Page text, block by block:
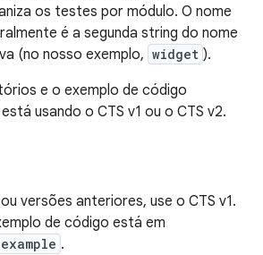
os testes por módulo. O nome
é a segunda string do nome
(no nosso exemplo, widget ).
e o exemplo de código
usando o CTS v1 ou o CTS v2.
versões anteriores, use o CTS v1.
de código está em
.